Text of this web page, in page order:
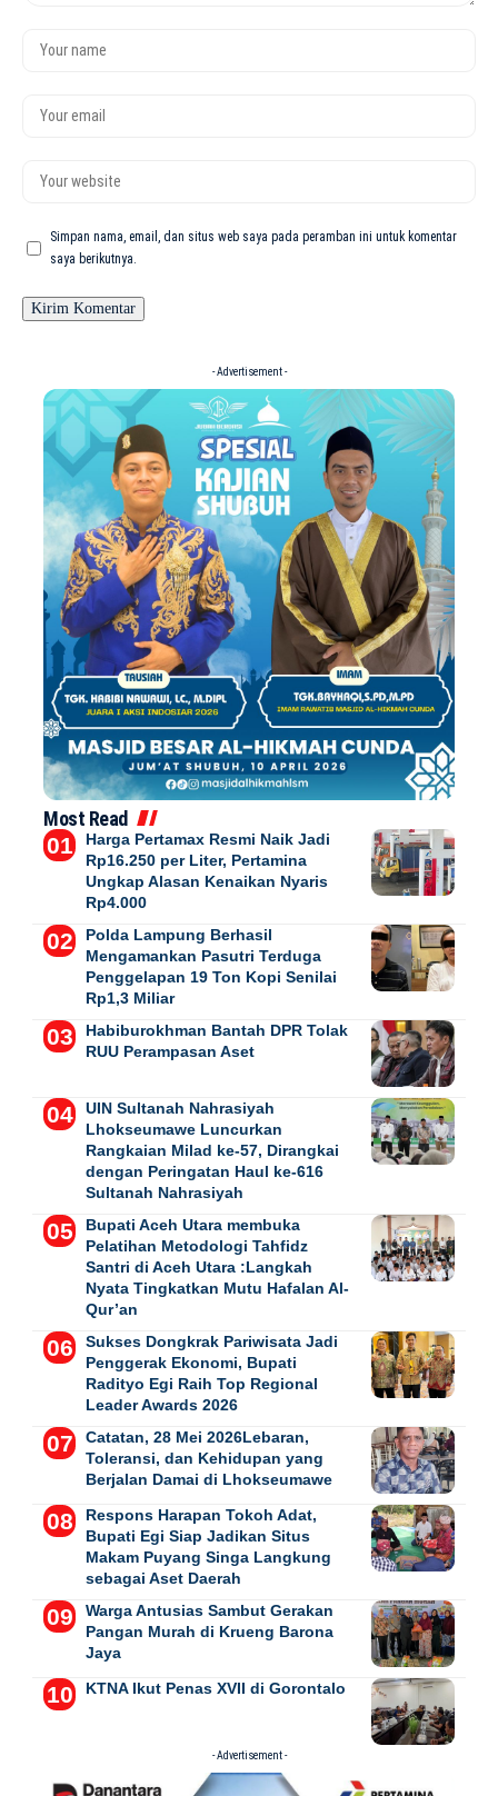
Simpan nama, email, dan situs web saya pada peramban ini untuk komentar
saya berikutnya.
- Advertisement -
Most Read
Harga Pertamax Resmi Naik Jadi
Rp16.250 per Liter, Pertamina
Ungkap Alasan Kenaikan Nyaris
Rp4.000
Polda Lampung Berhasil
Mengamankan Pasutri Terduga
Penggelapan 19 Ton Kopi Senilai
Rp1,3 Miliar
Habiburokhman Bantah DPR Tolak
RUU Perampasan Aset
UIN Sultanah Nahrasiyah
Lhokseumawe Luncurkan
Rangkaian Milad ke-57, Dirangkai
dengan Peringatan Haul ke-616
Sultanah Nahrasiyah
Bupati Aceh Utara membuka
Pelatihan Metodologi Tahfidz
Santri di Aceh Utara :Langkah
Nyata Tingkatkan Mutu Hafalan Al-
Qur’an
Sukses Dongkrak Pariwisata Jadi
Penggerak Ekonomi, Bupati
Radityo Egi Raih Top Regional
Leader Awards 2026
Catatan, 28 Mei 2026Lebaran,
Toleransi, dan Kehidupan yang
Berjalan Damai di Lhokseumawe
Respons Harapan Tokoh Adat,
Bupati Egi Siap Jadikan Situs
Makam Puyang Singa Langkung
sebagai Aset Daerah
Warga Antusias Sambut Gerakan
Pangan Murah di Krueng Barona
Jaya
KTNA Ikut Penas XVII di Gorontalo
- Advertisement -